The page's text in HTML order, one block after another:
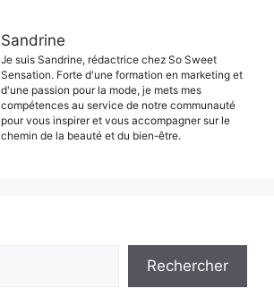
Sandrine
Je suis Sandrine, rédactrice chez So Sweet
Sensation. Forte d'une formation en marketing et
d'une passion pour la mode, je mets mes
compétences au service de notre communauté
pour vous inspirer et vous accompagner sur le
chemin de la beauté et du bien-être.
Rechercher